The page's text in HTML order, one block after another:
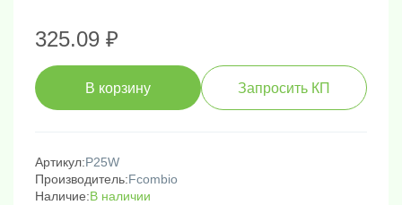
325.09 ₽
В корзину Запросить КП
Артикул:P25W
Производитель:Fcombio
Наличие:В наличии